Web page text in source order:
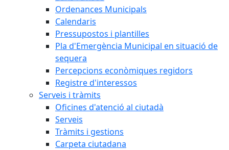
Ordenances Municipals
Calendaris
Pressupostos i plantilles
Pla d'Emergència Municipal en situació de
sequera
Percepcions econòmiques regidors
Registre d'interessos
Serveis i tràmits
Oficines d'atenció al ciutadà
Serveis
Tràmits i gestions
Carpeta ciutadana